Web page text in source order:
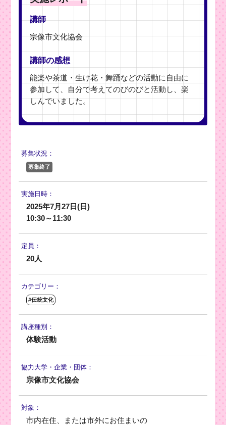
講師
宗像市文化協会
講師の感想
能楽や茶道・生け花・舞踊などの活動に自由に
参加して、自分で考えてのびのびと活動し、楽
しんでいました。
募集状況：
募集終了
実施日時：
2025年7月27日(日)
10:30～11:30
定員：
20人
カテゴリー：
#伝統文化
講座種別：
体験活動
協力大学・企業・団体：
宗像市文化協会
対象：
市内在住、または市外にお住まいの